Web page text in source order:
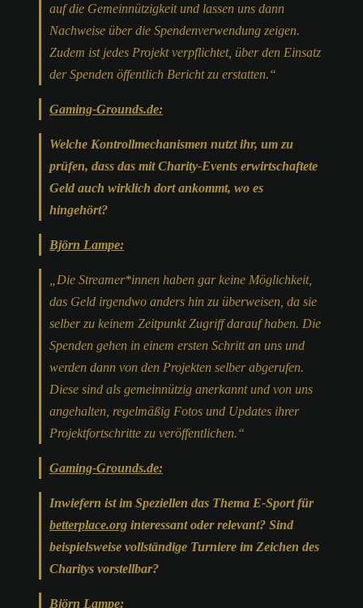
auf die Gemeinnützigkeit und lassen uns dann
Nachweise über die Spendenverwendung zeigen.
Zudem ist jedes Projekt verpflichtet, über den Einsatz
der Spenden öffentlich Bericht zu erstatten.“
Gaming-Grounds.de:
Welche Kontrollmechanismen nutzt ihr, um zu
prüfen, dass das mit Charity-Events erwirtschaftete
Geld auch wirklich dort ankommt, wo es
hingehört?
Björn Lampe:
„Die Streamer*innen haben gar keine Möglichkeit,
das Geld irgendwo anders hin zu überweisen, da sie
selber zu keinem Zeitpunkt Zugriff darauf haben. Die
Spenden gehen in einem ersten Schritt an uns und
werden dann von den Projekten selber abgerufen.
Diese sind als gemeinnützig anerkannt und von uns
angehalten, regelmäßig Fotos und Updates ihrer
Projektfortschritte zu veröffentlichen.“
Gaming-Grounds.de:
Inwiefern ist im Speziellen das Thema E-Sport für
betterplace.org interessant oder relevant? Sind
beispielsweise vollständige Turniere im Zeichen des
Charitys vorstellbar?
Björn Lampe: